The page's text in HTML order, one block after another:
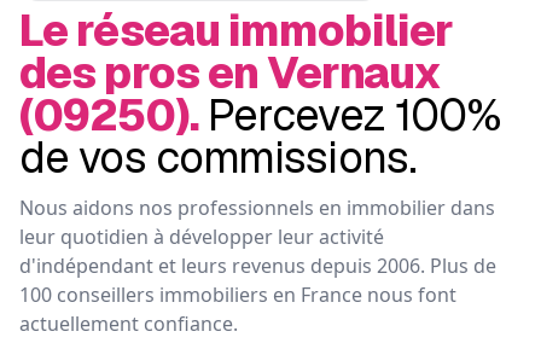
Le réseau immobilier
des pros en Vernaux
(09250). Percevez 100%
de vos commissions.
Nous aidons nos professionnels en immobilier dans
leur quotidien à développer leur activité
d'indépendant et leurs revenus depuis 2006. Plus de
100 conseillers immobiliers en France nous font
actuellement confiance.